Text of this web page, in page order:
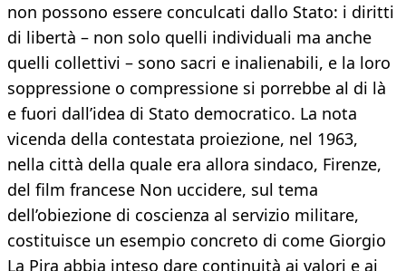
non possono essere conculcati dallo Stato: i diritti
di libertà – non solo quelli individuali ma anche
quelli collettivi – sono sacri e inalienabili, e la loro
soppressione o compressione si porrebbe al di là
e fuori dall’idea di Stato democratico. La nota
vicenda della contestata proiezione, nel 1963,
nella città della quale era allora sindaco, Firenze,
del film francese Non uccidere, sul tema
dell’obiezione di coscienza al servizio militare,
costituisce un esempio concreto di come Giorgio
La Pira abbia inteso dare continuità ai valori e ai